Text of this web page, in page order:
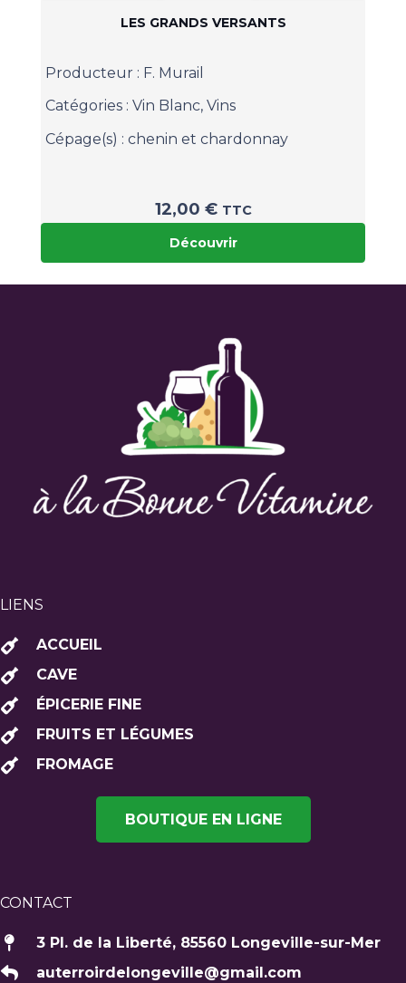
LES GRANDS VERSANTS
Producteur : F. Murail
Catégories : Vin Blanc, Vins
Cépage(s) : chenin et chardonnay
12,00 € TTC
Découvrir
LIENS
ACCUEIL
CAVE
ÉPICERIE FINE
FRUITS ET LÉGUMES
FROMAGE
BOUTIQUE EN LIGNE
CONTACT
3 Pl. de la Liberté, 85560 Longeville-sur-Mer
auterroirdelongeville@gmail.com